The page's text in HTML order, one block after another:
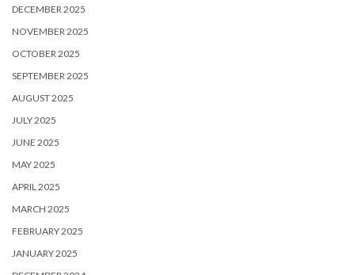
DECEMBER 2025
NOVEMBER 2025
OCTOBER 2025
SEPTEMBER 2025
AUGUST 2025
JULY 2025
JUNE 2025
MAY 2025
APRIL 2025
MARCH 2025
FEBRUARY 2025
JANUARY 2025